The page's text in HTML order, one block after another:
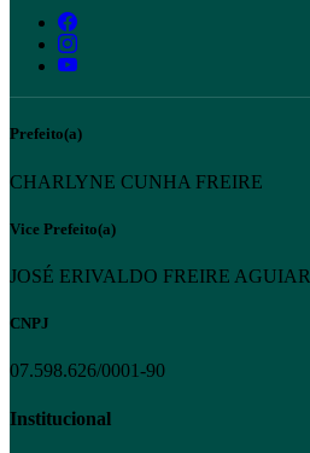
Prefeito(a)
CHARLYNE CUNHA FREIRE
Vice Prefeito(a)
JOSÉ ERIVALDO FREIRE AGUIAR
CNPJ
07.598.626/0001-90
Institucional